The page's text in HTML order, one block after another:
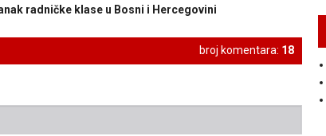
radničke klase u Bosni i Hercegovini
broj komentara: 18